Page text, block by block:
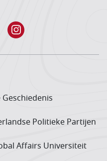
Politieke Partijen
Affairs Universiteit